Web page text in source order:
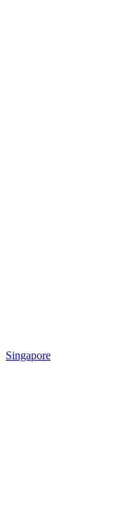
Singapore